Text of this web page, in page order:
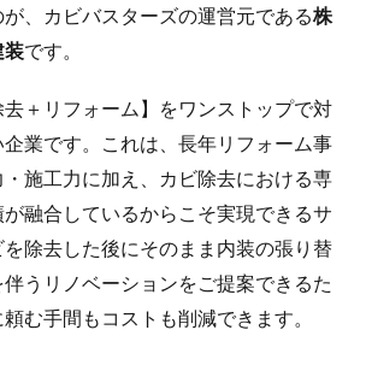
、カビバスターズの運営元である株
装です。
＋リフォーム】をワンストップで対
業です。これは、長年リフォーム事
施工力に加え、カビ除去における専
融合しているからこそ実現できるサ
除去した後にそのまま内装の張り替
伴うリノベーションをご提案できるた
む手間もコストも削減できます。